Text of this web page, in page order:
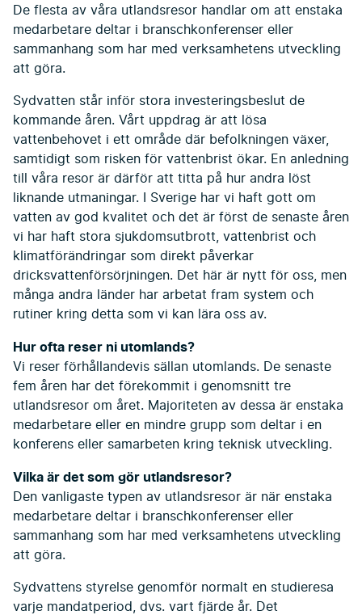
De flesta av våra utlandsresor handlar om att enstaka
medarbetare deltar i branschkonferenser eller
sammanhang som har med verksamhetens utveckling
att göra.
Sydvatten står inför stora investeringsbeslut de
kommande åren. Vårt uppdrag är att lösa
vattenbehovet i ett område där befolkningen växer,
samtidigt som risken för vattenbrist ökar. En anledning
till våra resor är därför att titta på hur andra löst
liknande utmaningar. I Sverige har vi haft gott om
vatten av god kvalitet och det är först de senaste åren
vi har haft stora sjukdomsutbrott, vattenbrist och
klimatförändringar som direkt påverkar
dricksvattenförsörjningen. Det här är nytt för oss, men
många andra länder har arbetat fram system och
rutiner kring detta som vi kan lära oss av.
Hur ofta reser ni utomlands?
Vi reser förhållandevis sällan utomlands. De senaste
fem åren har det förekommit i genomsnitt tre
utlandsresor om året. Majoriteten av dessa är enstaka
medarbetare eller en mindre grupp som deltar i en
konferens eller samarbeten kring teknisk utveckling.
Vilka är det som gör utlandsresor?
Den vanligaste typen av utlandsresor är när enstaka
medarbetare deltar i branschkonferenser eller
sammanhang som har med verksamhetens utveckling
att göra.
Sydvattens styrelse genomför normalt en studieresa
varje mandatperiod, dvs. vart fjärde år. Det